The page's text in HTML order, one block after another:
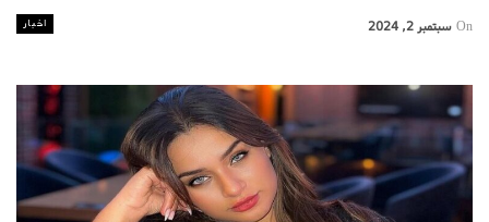
اخبار On سبتمبر 2, 2024